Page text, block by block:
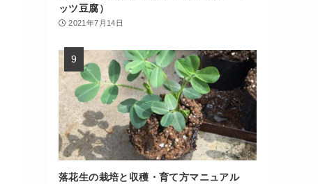
ッツ豆腐）
2021年7月14日
落花生の栽培と収穫・育て方マニュアル